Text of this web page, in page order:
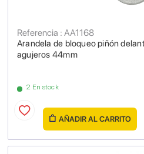
Arandela de bloqueo piñón
agujeros 44mm
Referencia : AA1168
2 En stock
AÑADIR AL CARRITO